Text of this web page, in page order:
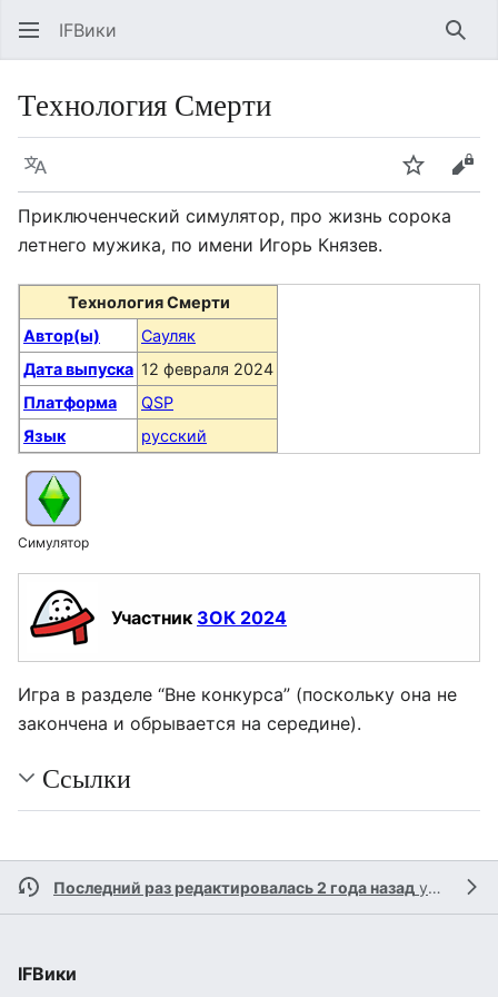
IFВики
Технология Смерти
Язык Следить
Приключенческий симулятор, про жизнь сорока
летнего мужика, по имени Игорь Князев.
Технология Смерти
Автор(ы)
Сауляк
Дата выпуска 12 февраля 2024
Платформа
QSP
Язык
русский
Симулятор
Участник ЗОК 2024
Игра в разделе “Вне конкурса” (поскольку она не
закончена и обрывается на середине).
Ссылки
Последний раз редактировалась 2 года назад участницей
IFВики